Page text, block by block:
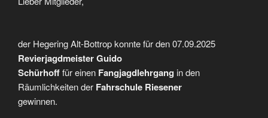
der Hegering Alt-Bottrop konnte für den 07.09.2025
Revierjagdmeister Guido
Schürhofffür einen Fangjagdlehrgang in den
Räumlichkeiten der Fahrschule Riesener
gewinnen.